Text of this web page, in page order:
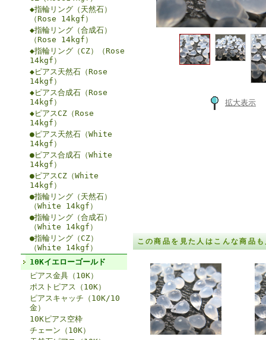
◆指輪リング（天然石）
（Rose 14kgf）
◆指輪リング（合成石）
（Rose 14kgf）
◆指輪リング（CZ）（Rose
14kgf）
◆ピアス天然石（Rose
14kgf）
◆ピアス合成石（Rose
14kgf）
◆ピアスCZ（Rose
14kgf）
●ピアス天然石（White
14kgf）
●ピアス合成石（White
14kgf）
●ピアスCZ（White
14kgf）
●指輪リング（天然石）
（White 14kgf）
●指輪リング（合成石）
（White 14kgf）
●指輪リング（CZ）
（White 14kgf）
10Kイエローゴールド
ピアス金具（10K）
ポストピアス（10K）
ピアスキャッチ（10K/10
金）
10Kピアス空枠
チェーン（10K）
拡大表示
この商品を見た人はこんな商品